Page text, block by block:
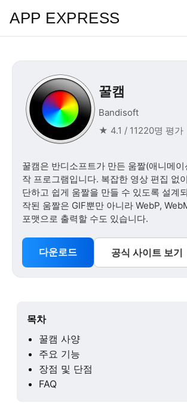
APP EXPRESS
꿀캠
Bandisoft
★ 4.1 / 11220명 평가
꿀캠은 반디소프트가 만든 움짤(애니메이
작 프로그램입니다. 복잡한 영상 편집 없
단하고 쉽게 움짤을 만들 수 있도록 설계
작된 움짤은 GIF뿐만 아니라 WebP,
포맷으로 출력할 수도 있습니다.
다운로드 공식 사이트 보기
목차
꿀캠 사양
주요 기능
장점 및 단점
FAQ